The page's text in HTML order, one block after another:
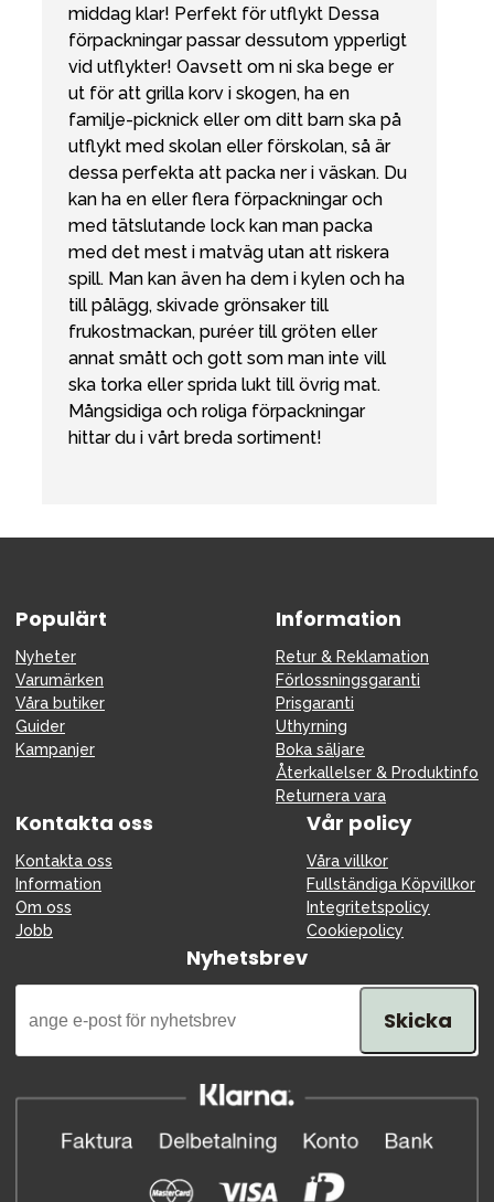
middag klar! Perfekt för utflykt Dessa
förpackningar passar dessutom ypperligt
vid utflykter! Oavsett om ni ska bege er
ut för att grilla korv i skogen, ha en
familje-picknick eller om ditt barn ska på
utflykt med skolan eller förskolan, så är
dessa perfekta att packa ner i väskan. Du
kan ha en eller flera förpackningar och
med tätslutande lock kan man packa
med det mest i matväg utan att riskera
spill. Man kan även ha dem i kylen och ha
till pålägg, skivade grönsaker till
frukostmackan, puréer till gröten eller
annat smått och gott som man inte vill
ska torka eller sprida lukt till övrig mat.
Mångsidiga och roliga förpackningar
hittar du i vårt breda sortiment!
Populärt
Nyheter
Varumärken
Våra butiker
Guider
Kampanjer
Information
Retur & Reklamation
Förlossningsgaranti
Prisgaranti
Uthyrning
Boka säljare
Återkallelser & Produktinfo
Returnera vara
Kontakta oss
Kontakta oss
Information
Om oss
Jobb
Vår policy
Våra villkor
Fullständiga Köpvillkor
Integritetspolicy
Cookiepolicy
Nyhetsbrev
Skicka